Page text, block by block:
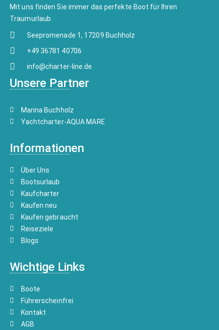
Mit uns finden Sie immer das perfekte Boot für Ihren
Traumurlaub.
Seepromenade 1, 17209 Buchholz
+49 36781 40706
info@charter-line.de
Unsere Partner
Marina Buchholz
Yachtcharter-AQUA MARE
Informationen
Über Uns
Bootsurlaub
Kaufcharter
Kaufen neu
Kaufen gebraucht
Reiseziele
Blogs
Wichtige Links
Boote
Führerscheinfrei
Kontakt
AGB